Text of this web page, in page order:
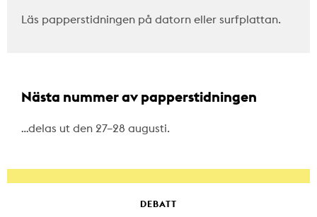
Läs papperstidningen på datorn eller surfplattan.
Nästa nummer av papperstidningen
…delas ut den 27–28 augusti.
DEBATT